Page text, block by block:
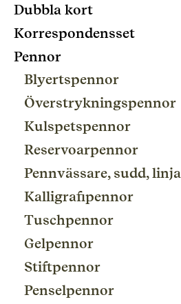
Dubbla kort
Korrespondensset
Pennor
Blyertspennor
Överstrykningspennor
Kulspetspennor
Reservoarpennor
Pennvässare, sudd,
Kalligrafipennor
Tuschpennor
Gelpennor
Stiftpennor
Penselpennor